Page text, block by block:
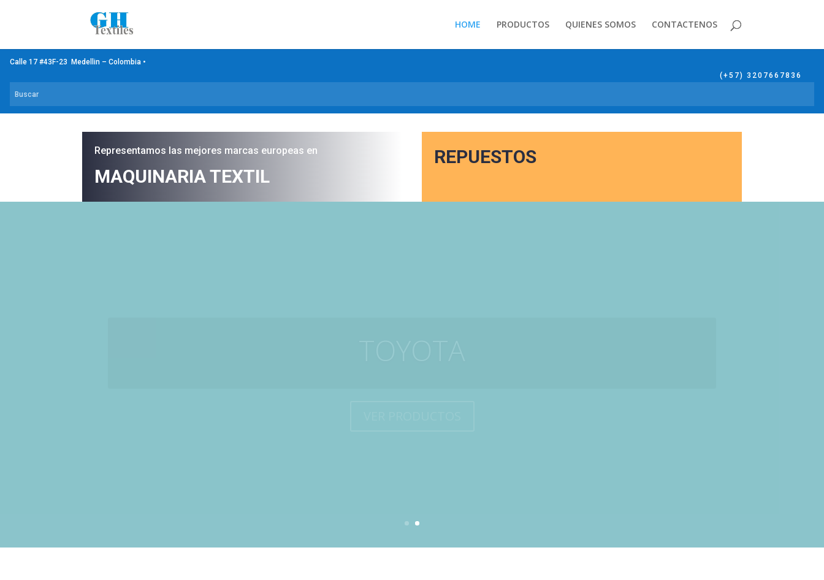
HOME PRODUCTOS QUIENES SOMOS CONTACTENOS
Calle 17 #43F-23 Medellin – Colombia •
(+57) 3207667836
Representamos las mejores marcas europeas en
MAQUINARIA TEXTIL
REPUESTOS